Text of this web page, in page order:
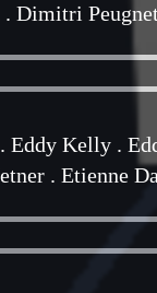
. Dimitri
. Eddy Kelly .
. Etienne